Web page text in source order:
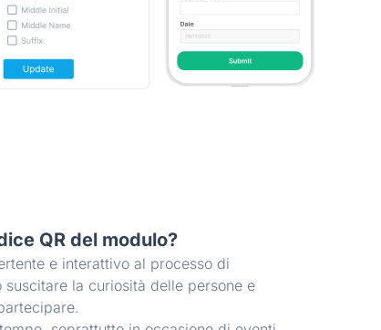
QR del modulo?
e interattivo al processo di
la curiosità delle persone e